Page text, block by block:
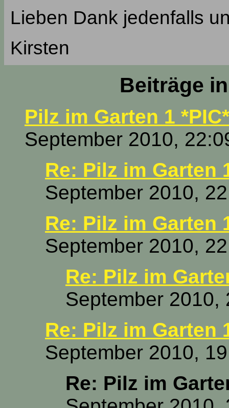
Lieben Dank jedenfalls
Kirsten
Beiträge
Pilz im Garten 1 *PIC*
September 2010,
Re: Pilz im Garten
September 2010,
Re: Pilz im Garten
September 2010,
Re: Pilz im
September 2010,
Re: Pilz im Garten
September 2010,
Re: Pilz im